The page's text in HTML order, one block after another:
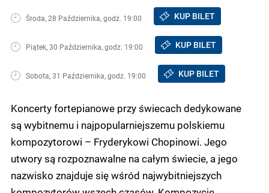
Środa, 28 Października, godz. 19:00 KUP BILET
Piątek, 30 Października, godz. 19:00 KUP BILET
Sobota, 31 Października, godz. 19:00 KUP BILET
Koncerty fortepianowe przy świecach dedykowane
są wybitnemu i najpopularniejszemu polskiemu
kompozytorowi – Fryderykowi Chopinowi. Jego
utwory są rozpoznawalne na całym świecie, a jego
nazwisko znajduje się wśród najwybitniejszych